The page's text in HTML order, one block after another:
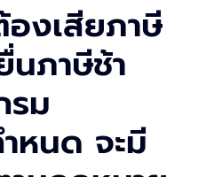
งเสียภาษี
นภาษีช้า
รม
หนด จะมี